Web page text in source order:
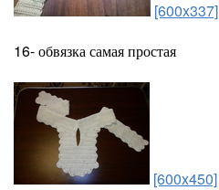
[600x337]
16- обвязка самая простая
[600x450]